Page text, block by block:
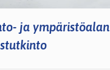
ja ympäristöalan